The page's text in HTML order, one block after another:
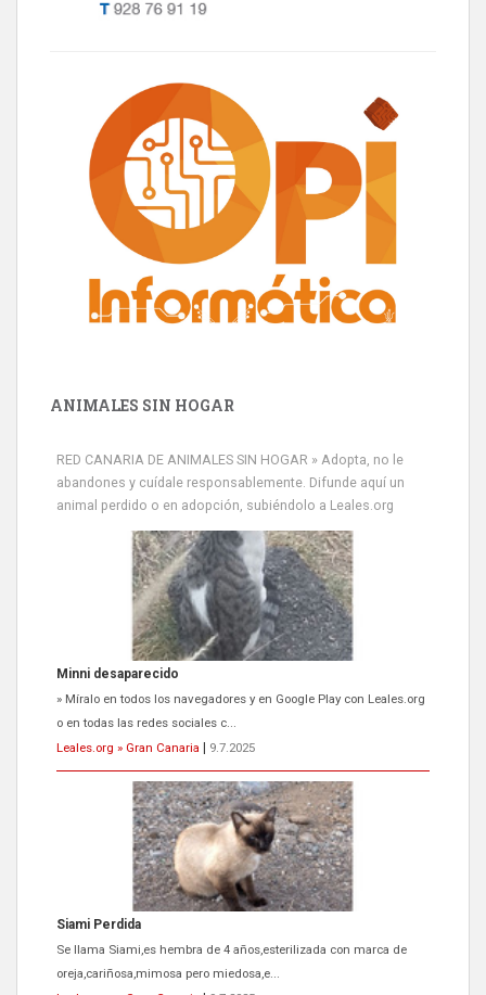
ANIMALES SIN HOGAR
RED CANARIA DE ANIMALES SIN HOGAR » Adopta, no le
abandones y cuídale responsablemente. Difunde aquí un
animal perdido o en adopción, subiéndolo a Leales.org
Minni desaparecido
» Míralo en todos los navegadores y en Google Play con Leales.org
o en todas las redes sociales c...
Leales.org » Gran Canaria
9.7.2025
Siami Perdida
Se llama Siami,es hembra de 4 años,esterilizada con marca de
oreja,cariñosa,mimosa pero miedosa,e...